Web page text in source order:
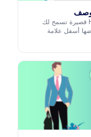
الوصف التعريفي علامة هي سمة HTML قصيرة تسمح لك
أسفل علامة